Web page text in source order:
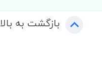
بازگشت به بالا